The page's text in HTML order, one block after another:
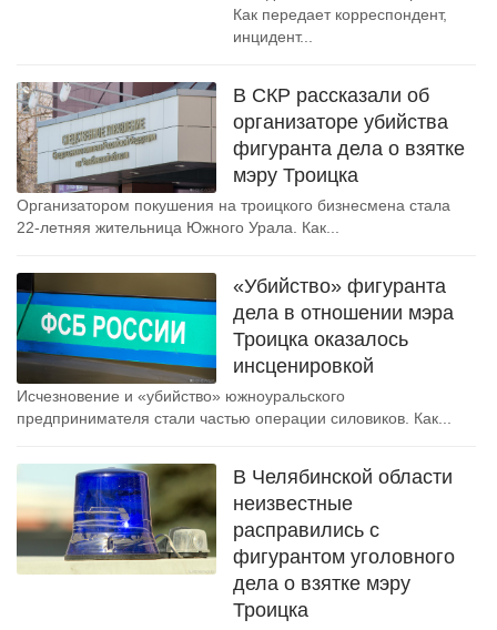
Как передает корреспондент,
инцидент...
В СКР рассказали об
организаторе убийства
фигуранта дела о взятке
мэру Троицка
Организатором покушения на троицкого бизнесмена стала
22-летняя жительница Южного Урала. Как...
«Убийство» фигуранта
дела в отношении мэра
Троицка оказалось
инсценировкой
Исчезновение и «убийство» южноуральского
предпринимателя стали частью операции силовиков. Как...
В Челябинской области
неизвестные
расправились с
фигурантом уголовного
дела о взятке мэру
Троицка